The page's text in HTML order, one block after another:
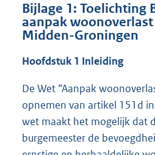
Bijlage 1: Toelichting
aanpak
Midden-Groningen
Hoofdstuk 1 Inleiding
De Wet “Aanpak
opnemen van artikel 151d
wet maakt het mogelijk dat
burgemeester de